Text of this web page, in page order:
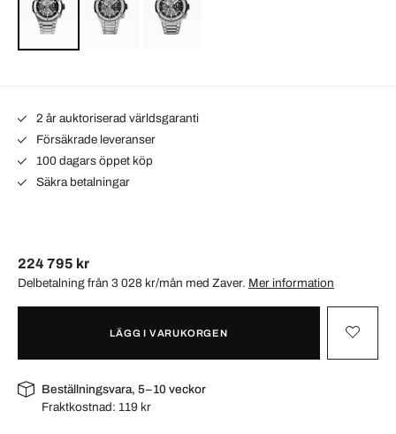
2 år auktoriserad världsgaranti
Försäkrade leveranser
100 dagars öppet köp
Säkra betalningar
224 795 kr
Delbetalning från 3 028 kr/mån med Zaver. Mer information
LÄGG I VARUKORGEN
Beställningsvara, 5–10 veckor
Fraktkostnad: 119 kr